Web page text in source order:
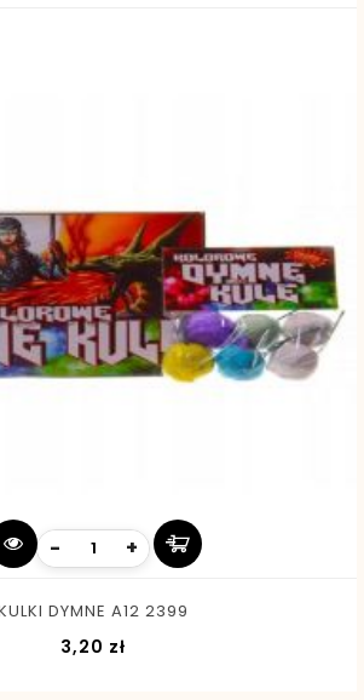
- +
DYMNE A12 2399
3,20 złCena